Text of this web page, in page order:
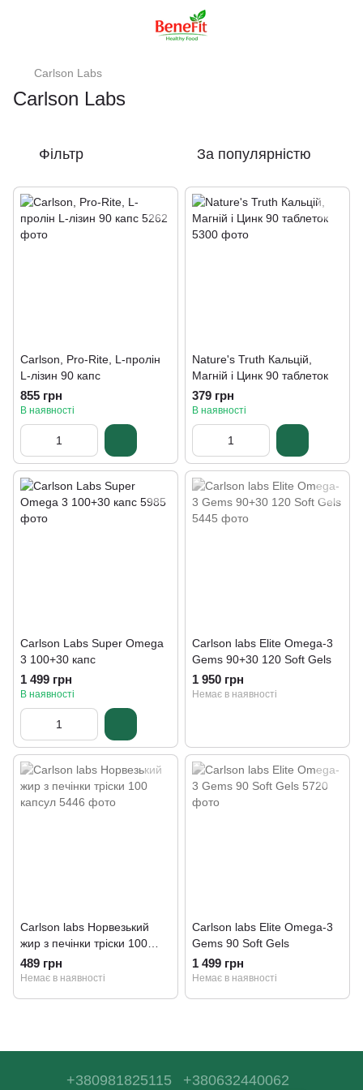
Carlson Labs
Carlson Labs
Фільтр За популярністю
Carlson, Pro-Rite, L-пролін
L-лізин 90 капс
855 грн
В наявності
Nature's Truth Кальцій,
Магній і Цинк 90 таблеток
379 грн
В наявності
Carlson Labs Super Omega
3 100+30 капс
1 499 грн
В наявності
Carlson labs Elite Omega-3
Gems 90+30 120 Soft Gels
1 950 грн
Немає в наявності
Carlson labs Норвезький
жир з печінки тріски 100
капсул
489 грн
Немає в наявності
Carlson labs Elite Omega-3
Gems 90 Soft Gels
1 499 грн
Немає в наявності
+380981825115 +380632440062